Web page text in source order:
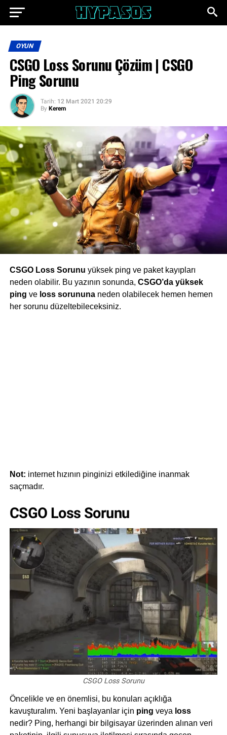
OYUN
CSGO Loss Sorunu Çözüm | CSGO
Ping Sorunu
Tarih: 12 Mart 2021 20:29
By Kerem
CSGO Loss Sorunu yüksek ping ve paket kayıpları
neden olabilir. Bu yazının sonunda, CSGO’da yüksek
ping ve loss sorununa neden olabilecek hemen hemen
her sorunu düzeltebileceksiniz.
Not: internet hızının pinginizi etkilediğine inanmak
saçmadır.
CSGO Loss Sorunu
CSGO Loss Sorunu
Öncelikle ve en önemlisi, bu konuları açıklığa
kavuşturalım. Yeni başlayanlar için ping veya loss
nedir? Ping, herhangi bir bilgisayar üzerinden alınan veri